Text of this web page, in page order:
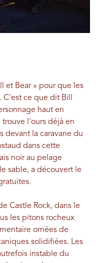
et Bear » pour que les
C'est ce que dit Bill
haut en
l'ours déjà en
devant la caravane du
dans cette
noir au pelage
sable, a découvert le
Castle Rock, dans le
les pitons rocheux
ornées de
solidifiées. Les
instable du